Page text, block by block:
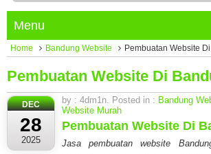
Menu
Home Bandung Website Pembuatan Website
Pembuatan Website Di
DEC
28
2025
by : 4dm1n. Posted in : Bandung
Website Murah
Pembuatan Website Di
Jasa pembuatan website